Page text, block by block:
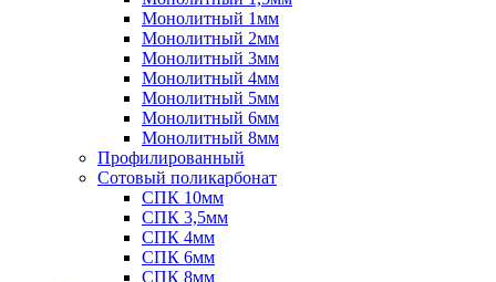
Монолитный 1мм
Монолитный 2мм
Монолитный 3мм
Монолитный 4мм
Монолитный 5мм
Монолитный 6мм
Монолитный 8мм
Профилированный
Сотовый поликарбонат
СПК 10мм
СПК 3,5мм
СПК 4мм
СПК 6мм
СПК 8мм